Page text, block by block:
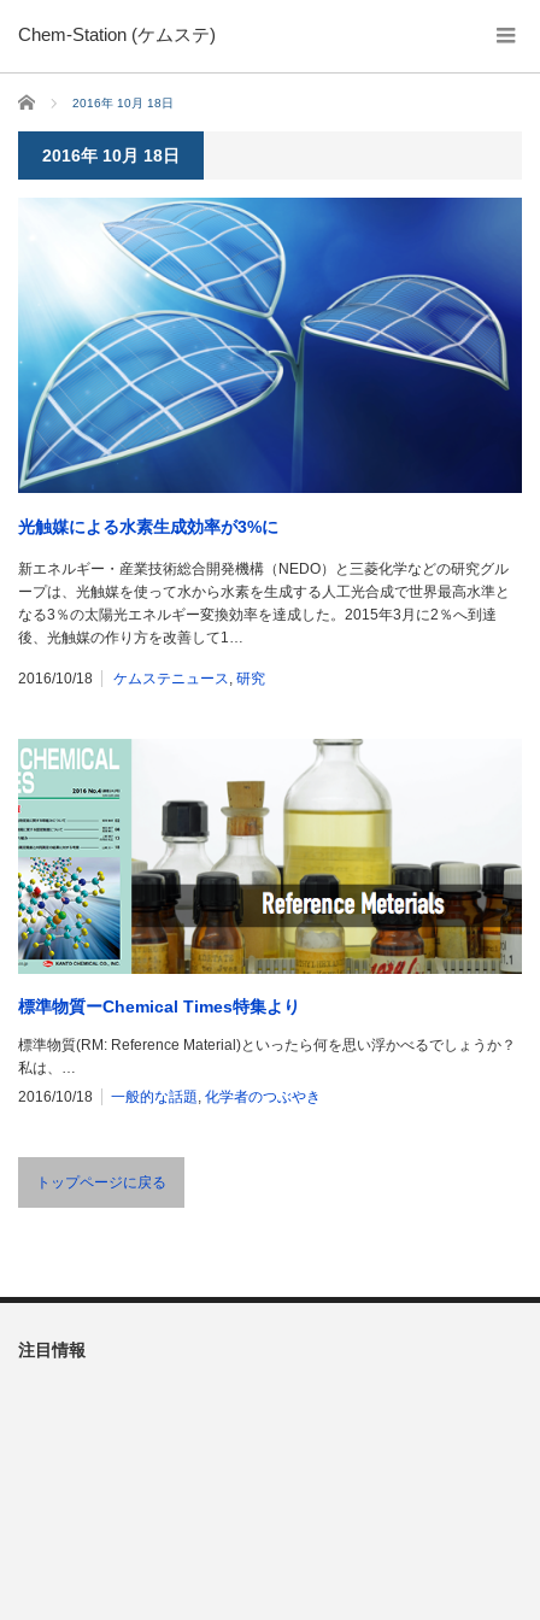
Chem-Station (ケムステ)
ホーム 2016年 10月 18日
2016年 10月 18日
光触媒による水素生成効率が3%に
新エネルギー・産業技術総合開発機構（NEDO）と三菱化学などの研究グル
ープは、光触媒を使って水から水素を生成する人工光合成で世界最高水準と
なる3％の太陽光エネルギー変換効率を達成した。2015年3月に2％へ到達
後、光触媒の作り方を改善して1…
2016/10/18 ケムステニュース, 研究
標準物質ーChemical Times特集より
標準物質(RM: Reference Material)といったら何を思い浮かべるでしょうか？
私は、…
2016/10/18
一般的な話題, 化学者のつぶやき
トップページに戻る
注目情報